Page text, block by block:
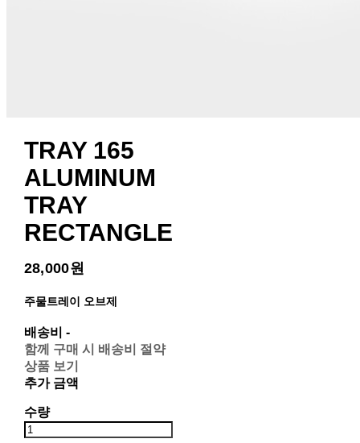
TRAY 165
ALUMINUM
TRAY
RECTANGLE
28,000원
주물트레이 오브제
배송비 -
함께 구매 시 배송비 절약
상품 보기
추가 금액
수량